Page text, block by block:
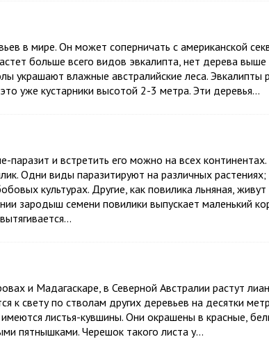
в мире. Он может соперничать с американской
больше всего видов эвкалипта, нет дерева выше
украшают влажные австралийские леса. Эвкалипты
уже кустарники высотой 2-3 метра. Эти деревья…
паразит и встретить его можно на всех континентах.
Одни виды паразитируют на различных растениях;
культурах. Другие, как повилика льняная, живут
зародыш семени повилики выпускает маленький
и Мадагаскаре, в Северной Австралии растут
к свету по стволам других деревьев на десятки
листья-кувшины. Они окрашены в красные,
пятнышками. Черешок такого листа у…